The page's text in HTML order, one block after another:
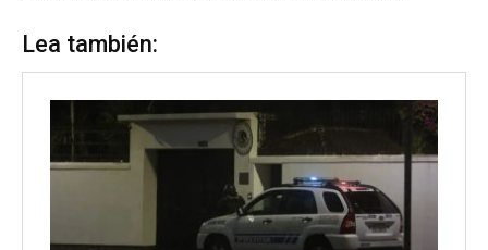
Lea también: